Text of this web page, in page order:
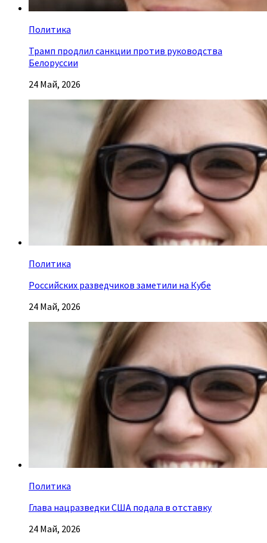
Политика
Трамп продлил санкции против руководства
Белоруссии
24 Май, 2026
Политика
Российских разведчиков заметили на Кубе
24 Май, 2026
Политика
Глава нацразведки США подала в отставку
24 Май, 2026